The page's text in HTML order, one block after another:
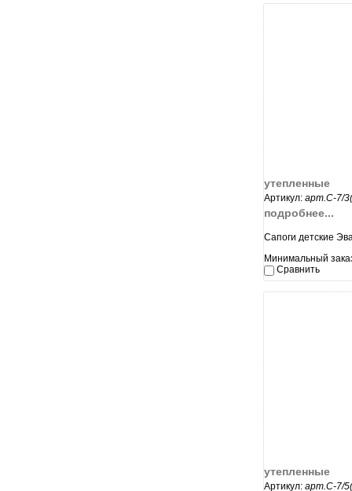
утепленные
Артикул: арт.С-7/
подробнее...
Сапоги детские
Минимальный
Сравнить
утепленные
Артикул: арт.С-7/